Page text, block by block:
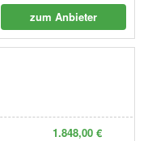
zum Anbieter
1.848,00 €